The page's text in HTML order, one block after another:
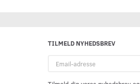
TILMELD NYHEDSBREV
adresse